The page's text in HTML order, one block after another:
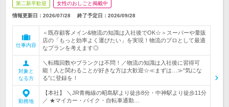
第二新卒歓迎 女性のおしごと掲載中
情報更新日：2026/07/28 終了予定日： 2026/09/28
仕事内容
＜既存顧客メイン&物流の知識は入社後でOK☆＞スーパーや量販
店の「もっと効率よく運びたい」を実現！物流のプロとして最適
なプランを考えます◎
対象と
なる方
＼転職回数やブランクは不問！／物流の知識は入社後に習得可
能！人と関わることが好きな方は大歓迎☆≪まずは…≫“気にな
る”に登録を！
勤務地
【本社】 ＼JR青梅線の昭島駅より徒歩8分・中神駅より徒歩11分
／ ★マイカー・バイク・自転車通勤…